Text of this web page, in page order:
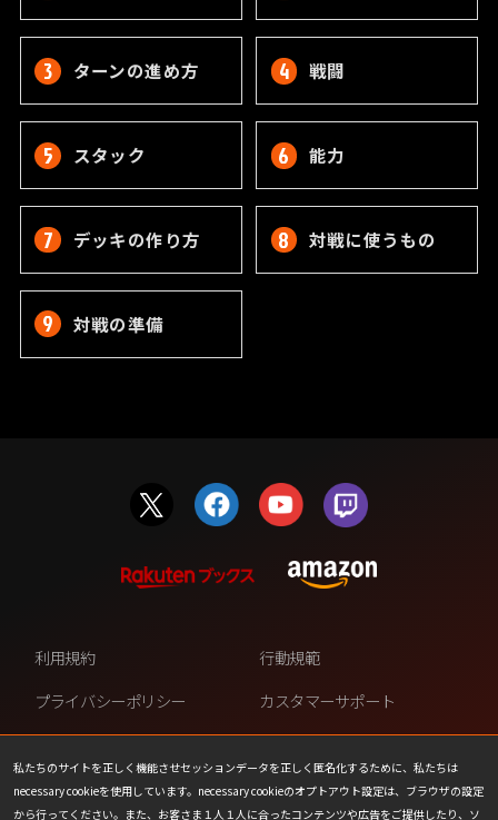
ターンの進め方 戦闘
スタック 能力
デッキの作り方 対戦に使うもの
対戦の準備
私たちのサイトを正しく機能させセッションデータを正しく匿名化するために、私たちは
necessary cookieを使用しています。necessary cookieのオプトアウト設定は、ブラウザの設定
から行ってください。また、お客さま１人１人に合ったコンテンツや広告をご提供したり、ソ
利用規約
行動規範
プライバシーポリシー
カスタマーサポート
ファンコンテンツ・ポリシー
個人情報の販売や共有を許可し
ない
COOKIE
プレスリリース